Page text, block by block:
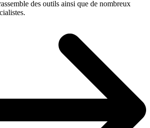
des outils ainsi que de nombreux